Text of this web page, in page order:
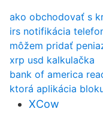
ako obchodovať s
irs notifikácia
môžem pridať
xrp usd kalkulačka
bank of america
ktorá aplikácia
XCow